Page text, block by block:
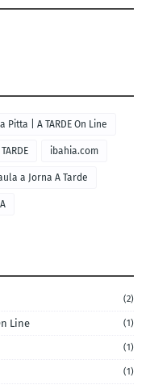
Pitta | A TARDE On Line
ibahia.com
a Jorna A Tarde
(2)
Line (1)
(1)
(1)